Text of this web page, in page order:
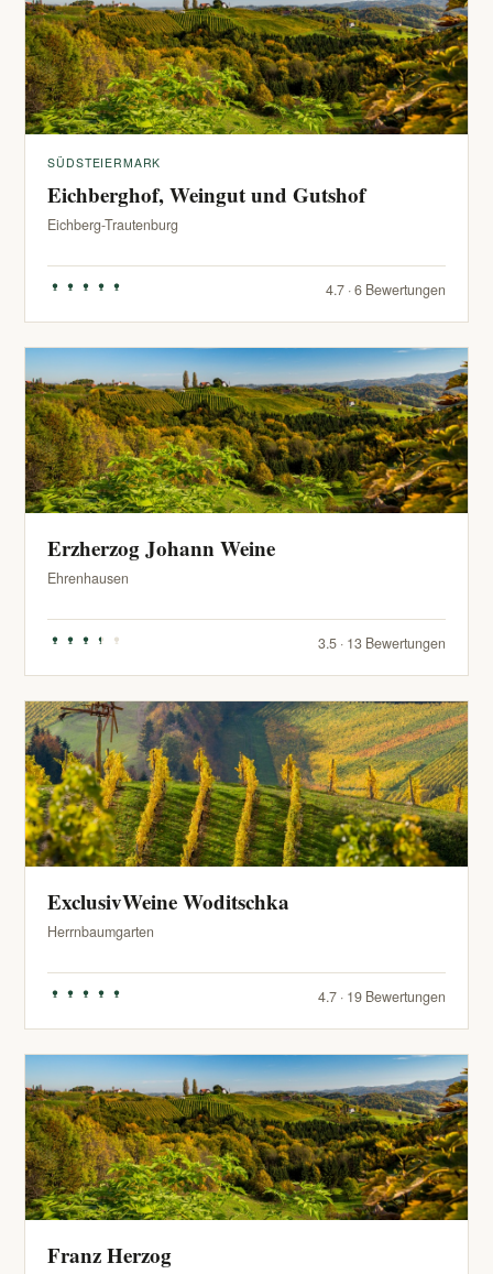
SÜDSTEIERMARK
Eichberghof, Weingut und Gutshof
Eichberg-Trautenburg
4.7 · 6 Bewertungen
Erzherzog Johann Weine
Ehrenhausen
3.5 · 13 Bewertungen
ExclusivWeine Woditschka
Herrnbaumgarten
4.7 · 19 Bewertungen
Franz Herzog